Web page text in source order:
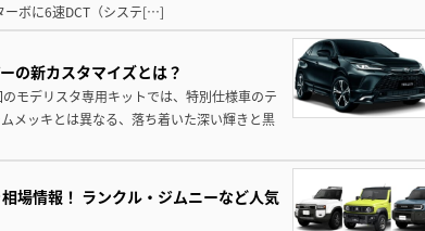
ーボに6速DCT（システ[…]
の新カスタマイズとは？
モデリスタ専用キットでは、特別仕様車のテ
メッキとは異なる、落ち着いた深い輝きと黒
場情報！ ランクル・ジムニーなど人気